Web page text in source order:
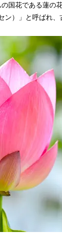
国花である蓮の花
）」と呼ばれ、